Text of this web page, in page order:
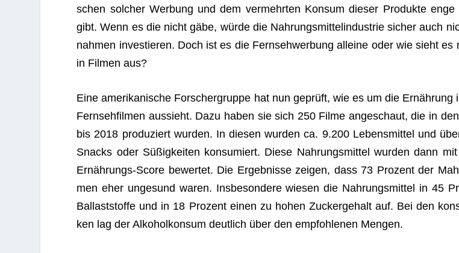
schen sol­cher Wer­bung und dem ver­mehr­ten Kon­sum die­ser Pro­dukte enge
gibt. Wenn es die nicht gäbe, würde die Nah­rungs­mit­tel­in­dus­trie sicher auch
nah­men inves­tie­ren. Doch ist es die Fern­seh­wer­bung alleine oder wie sieht es
in Fil­men aus?
Eine ame­ri­ka­ni­sche For­scher­gruppe hat nun geprüft, wie es um die Ernäh­rung
Fern­seh­fil­men aus­sieht. Dazu haben sie sich 250 Filme ange­schaut, die in
bis 2018 pro­du­ziert wur­den. In die­sen wur­den ca. 9.200 Lebens­mit­tel und
Snacks oder Süßig­kei­ten kon­su­miert. Diese Nah­rungs­mit­tel wur­den dann
Ernäh­rungs-Score bewer­tet. Die Ergeb­nisse zei­gen, dass 73 Pro­zent der
men eher unge­sund waren. Ins­be­son­dere wie­sen die Nah­rungs­mit­tel in 45
Bal­last­stoffe und in 18 Pro­zent einen zu hohen Zucker­ge­halt auf. Bei den
ken lag der Alko­hol­kon­sum deut­lich über den emp­foh­le­nen Mengen.